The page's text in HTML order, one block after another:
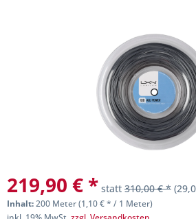
219,90 € * statt 310,00 € *
Inhalt:200 Meter (1,10 € * / 1 Meter)